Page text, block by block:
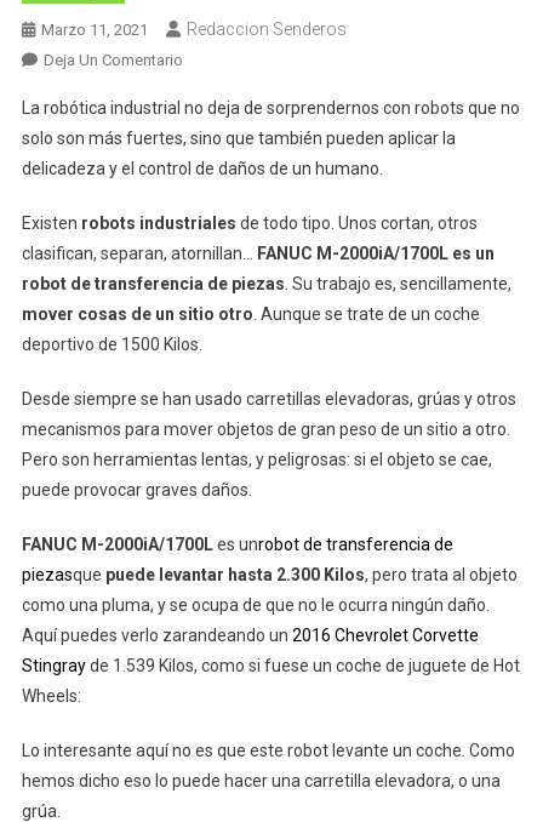
Marzo 11, 2021 Redaccion Senderos
Deja Un ComentarioEn
Robot
Que
Zarandea
Deportivos
Con
Su
Mano
Robótica
Si
Fuesen
La robótica industrial no deja de sorprendernos con robots que no
solo son más fuertes, sino que también pueden aplicar la
delicadeza y el control de daños de un humano.
Existen robots industriales de todo tipo. Unos cortan, otros
clasifican, separan, atornillan…
FANUC M-2000iA/1700L es un
robot de transferencia de piezas . Su trabajo es, sencillamente,
mover cosas de un sitio otro . Aunque se trate de un coche
deportivo de 1500 Kilos.
Desde siempre se han usado carretillas elevadoras, grúas y otros
mecanismos para mover objetos de gran peso de un sitio a otro.
Pero son herramientas lentas, y peligrosas: si el objeto se cae,
puede provocar graves daños.
FANUC M-2000iA/1700Les unrobot de transferencia de
piezasque puede levantar hasta 2.300 Kilos, pero trata al objeto
como una pluma, y se ocupa de que no le ocurra ningún daño.
Aquí puedes verlo zarandeando un 2016 Chevrolet Corvette
Stingrayde 1.539 Kilos, como si fuese un coche de juguete de Hot
Wheels:
Lo interesante aquí no es que este robot levante un coche. Como
hemos dicho eso lo puede hacer una carretilla elevadora, o una
grúa.